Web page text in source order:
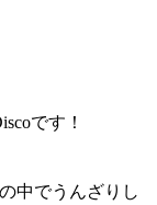
です！
中でうんざりし